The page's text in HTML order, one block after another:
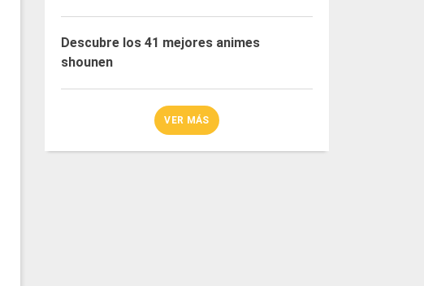
Descubre los 41 mejores animes
shounen
VER MÁS